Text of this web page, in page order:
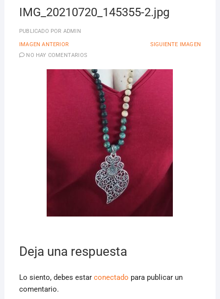
IMG_20210720_145355-2.jpg
PUBLICADO POR ADMIN
IMAGEN ANTERIOR
SIGUIENTE IMAGEN
NO HAY COMENTARIOS
Deja una respuesta
Lo siento, debes estar conectado para publicar un
comentario.